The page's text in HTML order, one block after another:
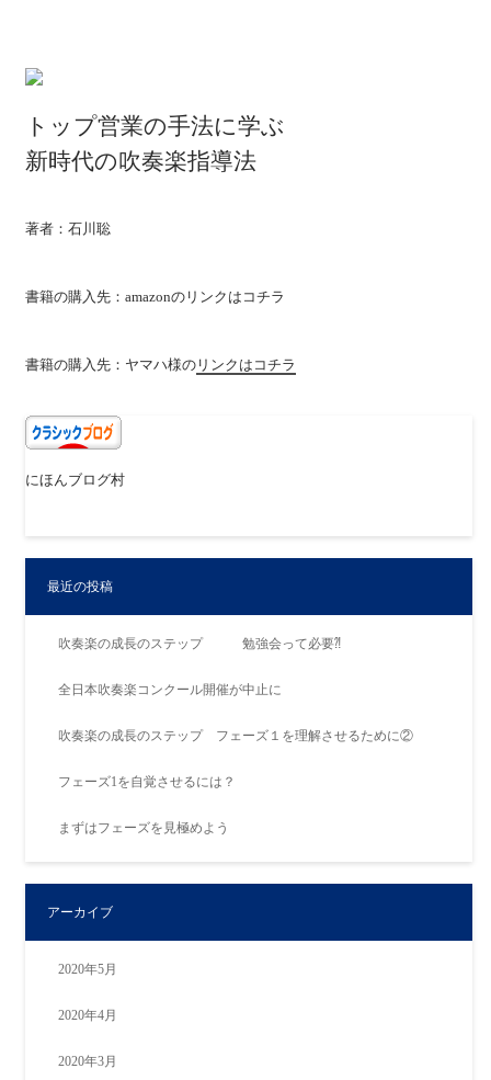
トップ営業の手法に学ぶ
新時代の吹奏楽指導法
著者：石川聡
書籍の購入先：amazonの リンクはコチラ
書籍の購入先：ヤマハ様の リンクはコチラ
にほんブログ村
最近の投稿
吹奏楽の成長のステップ 勉強会って必要⁈
全日本吹奏楽コンクール開催が中止に
吹奏楽の成長のステップ フェーズ１を理解させるために②
フェーズ1を自覚させるには？
まずはフェーズを見極めよう
アーカイブ
2020年5月
2020年4月
2020年3月